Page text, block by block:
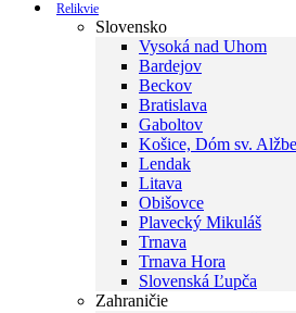
Relikvie
Slovensko
Vysoká nad Uhom
Bardejov
Beckov
Bratislava
Gaboltov
Košice, Dóm sv.
Lendak
Litava
Obišovce
Plavecký Mikuláš
Trnava
Trnava Hora
Slovenská Ľupča
Zahraničie